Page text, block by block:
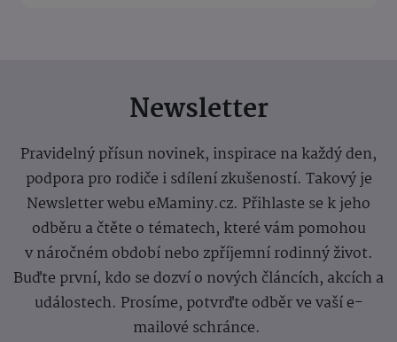
Newsletter
Pravidelný přísun novinek, inspirace na každý den,
podpora pro rodiče i sdílení zkušeností. Takový je
Newsletter webu eMaminy.cz. Přihlaste se k jeho
odběru a čtěte o tématech, které vám pomohou
v náročném období nebo zpříjemní rodinný život.
Buďte první, kdo se dozví o nových článcích, akcích a
událostech. Prosíme, potvrďte odběr ve vaší e-
mailové schránce.